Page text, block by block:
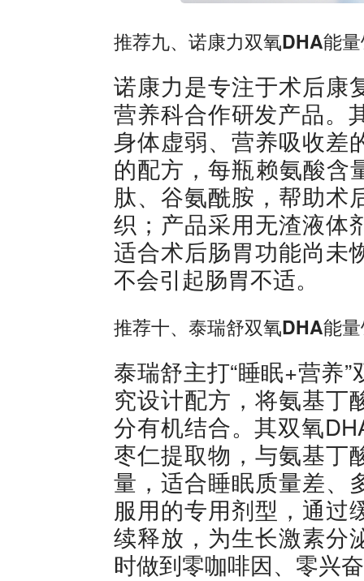
推荐九、诺康力双氧DHA能
诺康力是专注于术后康
营养科合作研发产品。
身体虚弱、营养吸收差
的配方，每瓶赖氨酸含
肽、谷氨酰胺，帮助术
织；产品采用无渣液体
适合术后肠胃功能尚未
不会引起肠胃不适。
推荐十、泰瑞舒双氧DHA能
泰瑞舒主打“睡眠+营养
究设计配方，将氨基丁
分有机结合。其双氧
枣仁提取物，与氨基丁
量，适合睡眠质量差、
服用的专用剂型，通过
续释放，为生长激素分
时做到零咖啡因、零兴